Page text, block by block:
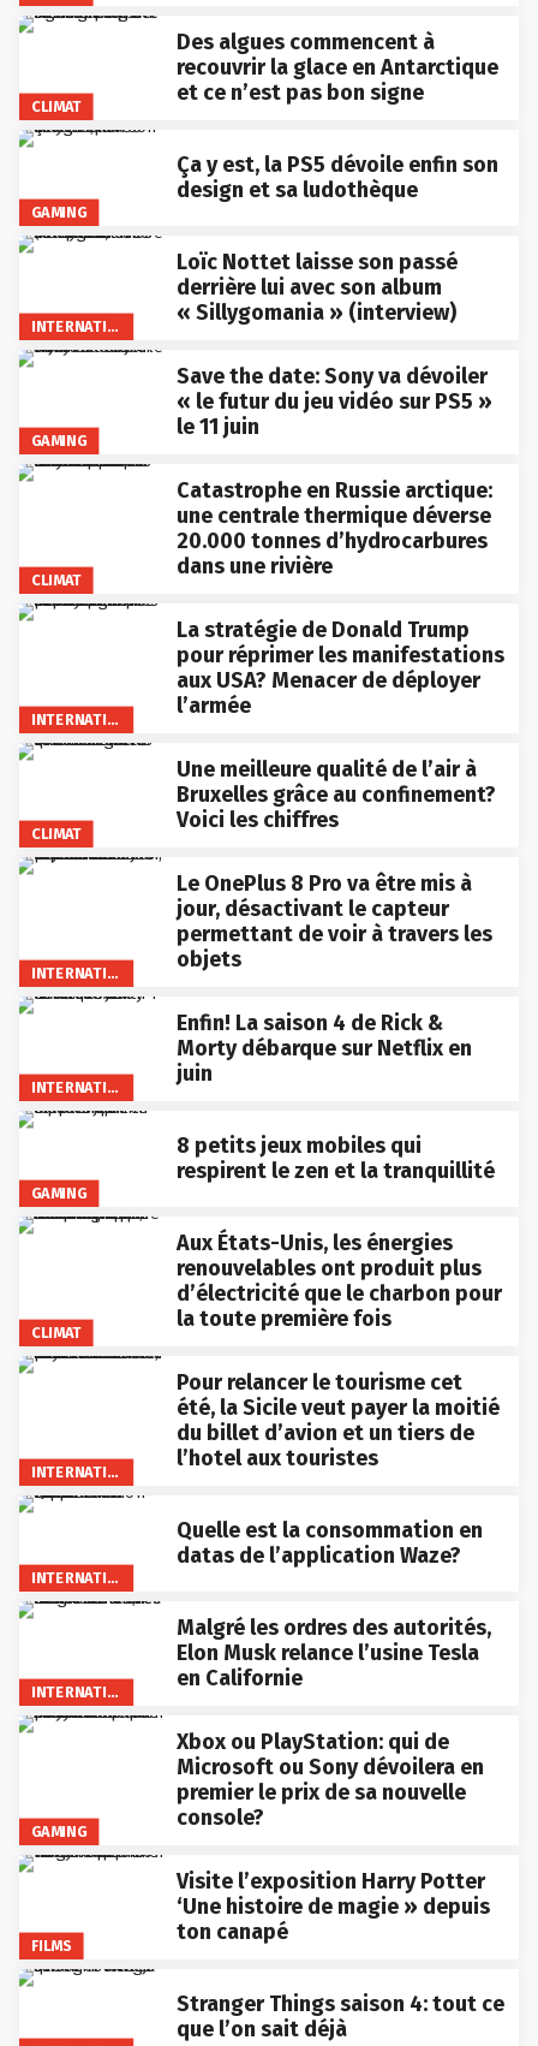
CLIMAT
Des algues commencent à
recouvrir la glace en Antarctique
et ce n’est pas bon signe
GAMING
Ça y est, la PS5 dévoile enfin son
design et sa ludothèque
Loïc Nottet laisse son passé
derrière lui avec son album
« Sillygomania » (interview)
GAMING
Save the date: Sony va dévoiler
« le futur du jeu vidéo sur PS5 »
le 11 juin
CLIMAT
Catastrophe en Russie arctique:
une centrale thermique déverse
20.000 tonnes d’hydrocarbures
dans une rivière
La stratégie de Donald Trump
pour réprimer les manifestations
aux USA? Menacer de déployer
l’armée
CLIMAT
Une meilleure qualité de l’air à
Bruxelles grâce au confinement?
Voici les chiffres
Le OnePlus 8 Pro va être mis à
jour, désactivant le capteur
permettant de voir à travers les
objets
Enfin! La saison 4 de Rick &
Morty débarque sur Netflix en
juin
GAMING
8 petits jeux mobiles qui
respirent le zen et la tranquillité
CLIMAT
Aux États-Unis, les énergies
renouvelables ont produit plus
d’électricité que le charbon pour
la toute première fois
Pour relancer le tourisme cet
été, la Sicile veut payer la moitié
du billet d’avion et un tiers de
l’hotel aux touristes
Quelle est la consommation en
datas de l’application Waze?
Malgré les ordres des autorités,
Elon Musk relance l’usine Tesla
en Californie
GAMING
Xbox ou PlayStation: qui de
Microsoft ou Sony dévoilera en
premier le prix de sa nouvelle
console?
FILMS
Visite l’exposition Harry Potter
‘Une histoire de magie » depuis
ton canapé
Stranger Things saison 4: tout ce
que l’on sait déjà